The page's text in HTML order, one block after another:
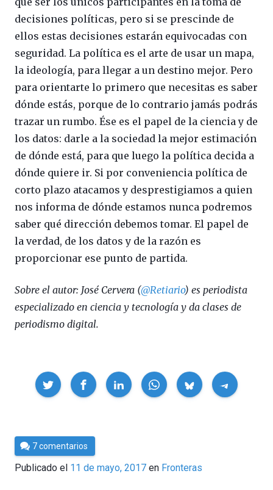
decisiones políticas, pero si se prescinde de
ellos estas decisiones estarán equivocadas con
seguridad. La política es el arte de usar un mapa,
la ideología, para llegar a un destino mejor. Pero
para orientarte lo primero que necesitas es saber
dónde estás, porque de lo contrario jamás podrás
trazar un rumbo. Ése es el papel de la ciencia y de
los datos: darle a la sociedad la mejor estimación
de dónde está, para que luego la política decida a
dónde quiere ir. Si por conveniencia política de
corto plazo atacamos y desprestigiamos a quien
nos informa de dónde estamos nunca podremos
saber qué dirección debemos tomar. El papel de
la verdad, de los datos y de la razón es
proporcionar ese punto de partida.
Sobre el autor: José Cervera (@Retiario) es periodista
especializado en ciencia y tecnología y da clases de
periodismo digital.
Compartir
Por
César
Tomé
7 comentarios
Publicado el 11 de mayo, 2017 en Fronteras